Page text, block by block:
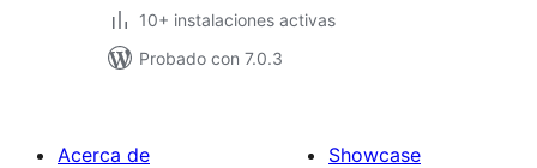
10+ instalaciones activas
Probado con 7.0.3
Acerca de
Showcase